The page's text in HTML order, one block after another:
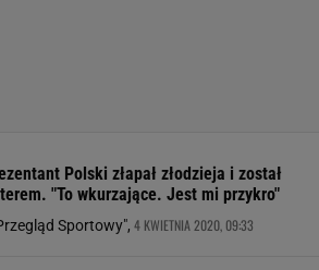
Polski złapał złodzieja i został
"To wkurzające. Jest mi przykro"
Sportowy", 4 KWIETNIA 2020, 09:33